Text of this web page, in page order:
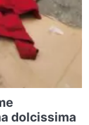
dolcissima